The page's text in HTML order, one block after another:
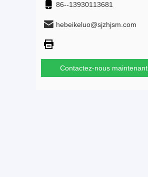
86--13930113681
hebeikeluo@sjzhjsm.com
Contactez-nous maintenant